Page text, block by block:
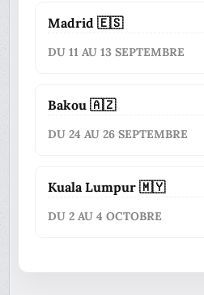
Madrid 🇪🇸
DU 11 AU 13 SEPTEMBRE
Bakou 🇦🇿
DU 24 AU 26 SEPTEMBRE
Kuala Lumpur 🇲🇾
DU 2 AU 4 OCTOBRE